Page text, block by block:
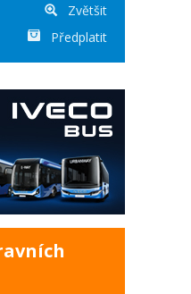
Zvětšit
Předplatit